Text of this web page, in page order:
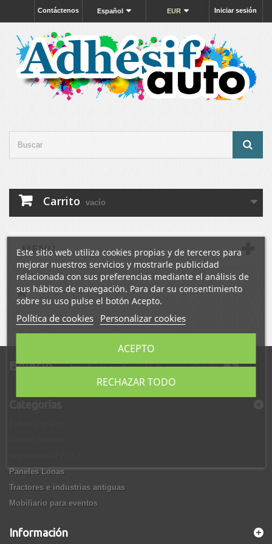
Iniciar sesión
EUR
Español
Contáctenos
Carrito vacío
MENÚ
Boletín
Paneles Lonas
Tractores e industrias antiguas
Mobiliario para eventos
Información
Este sitio web utiliza cookies propias y de terceros para
mejorar nuestros servicios y mostrarle publicidad
relacionada con sus preferencias mediante el análisis de
sus hábitos de navegación. Para dar su consentimiento
sobre su uso pulse el botón Acepto.
Política de cookies Personalizar cookies
RECHAZAR TODO
ACEPTO